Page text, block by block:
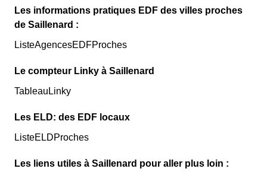
Les informations pratiques EDF des villes proches
de Saillenard :
ListeAgencesEDFProches
Le compteur Linky à Saillenard
TableauLinky
Les ELD: des EDF locaux
ListeELDProches
Les liens utiles à Saillenard pour aller plus loin :